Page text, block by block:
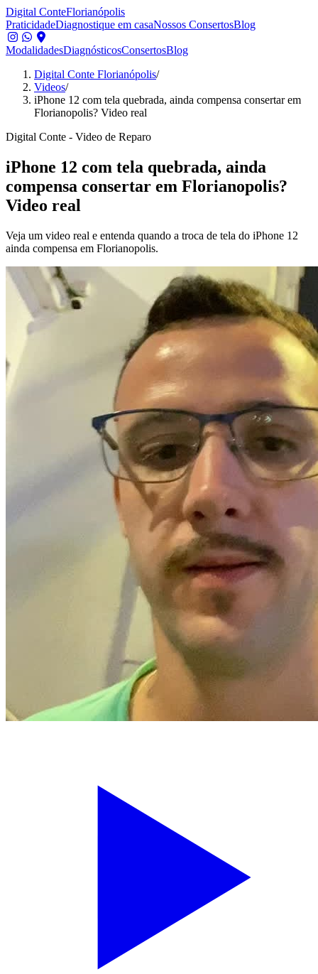
Digital ConteFlorianópolis
PraticidadeDiagnostique em casaNossos ConsertosBlog
ModalidadesDiagnósticosConsertosBlog
Digital Conte Florianópolis/
Videos/
iPhone 12 com tela quebrada, ainda compensa consertar em
Florianopolis? Video real
Digital Conte - Video de Reparo
iPhone 12 com tela quebrada, ainda
compensa consertar em Florianopolis?
Video real
Veja um video real e entenda quando a troca de tela do iPhone 12
ainda compensa em Florianopolis.